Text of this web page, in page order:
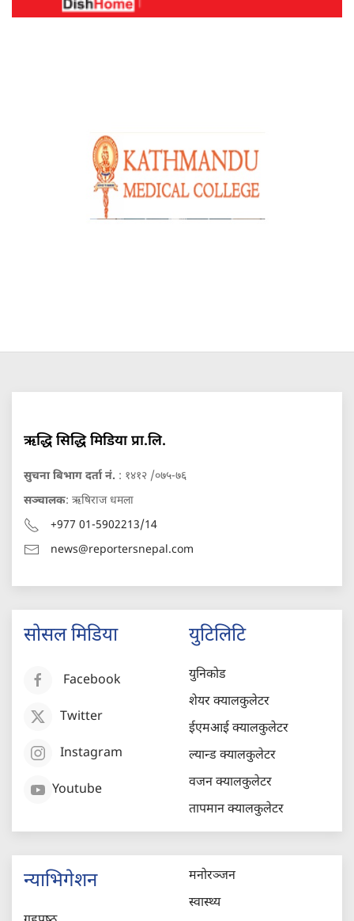
ऋद्धि सिद्धि मिडिया प्रा.लि.
सुचना बिभाग दर्ता नं. : १४१२ /०७५-७६
सञ्चालक: ऋषिराज धमला
+977 01-5902213/14
news@reportersnepal.com
सोसल मिडिया
Facebook
Twitter
Instagram
Youtube
युटिलिटि
युनिकोड
शेयर क्यालकुलेटर
ईएमआई क्यालकुलेटर
ल्यान्ड क्यालकुलेटर
वजन क्यालकुलेटर
तापमान क्यालकुलेटर
न्याभिगेशन
मनोरञ्जन
स्वास्थ्य